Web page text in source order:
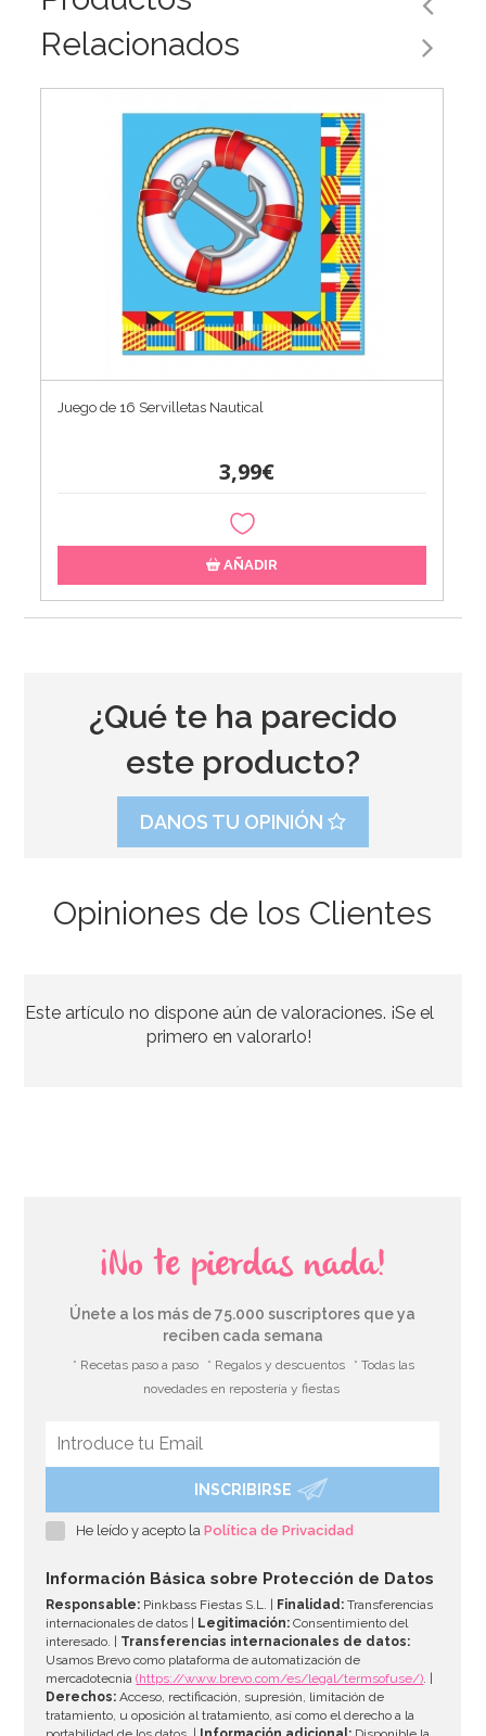
Relacionados
Juego de 16 Servilletas Nautical
3,99€
AÑADIR
2,99€
¿Qué te ha parecido
este producto?
DANOS TU OPINIÓN
Opiniones de los Clientes
Este artículo no dispone aún de valoraciones. ¡Se el
primero en valorarlo!
¡No te pierdas nada!
Únete a los más de 75.000 suscriptores que ya
reciben cada semana
* Recetas paso a paso * Regalos y descuentos
* Todas las
novedades en repostería y fiestas
INSCRIBIRSE
He leído y acepto laPolítica de Privacidad
Información Básica sobre Protección de Datos
Responsable: Pinkbass Fiestas S.L. | Finalidad: Transferencias
internacionales de datos |
Legitimación: Consentimiento del
interesado. | Transferencias internacionales de datos:
Usamos Brevo como plataforma de automatización de
mercadotecnia(https://www.brevo.com/es/legal/termsofuse/). |
Derechos: Acceso, rectificación, supresión, limitación de
tratamiento, u oposición al tratamiento, así como el derecho a la